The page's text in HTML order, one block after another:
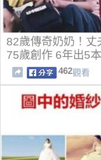
82歲傳奇奶奶！丈
75歲創作 6年出5
462觀看